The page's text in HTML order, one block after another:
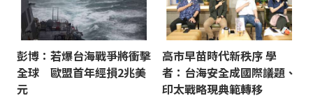
彭博：若爆台海戰爭將衝擊
全球 歐盟首年經損2兆美
元
高市早苗時代新秩序 學
者：台海安全成國際議題、
印太戰略現典範轉移